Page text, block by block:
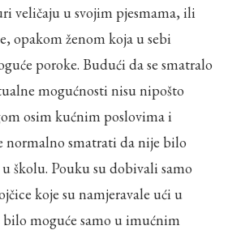
veličaju u svojim pjesmama, ili
opakom ženom koja u sebi
poroke. Budući da se smatralo
mogućnosti nisu nipošto
osim kućnim poslovima i
normalno smatrati da nije bilo
školu. Pouku su dobivali samo
koje su namjeravale ući u
bilo moguće samo u imućnim